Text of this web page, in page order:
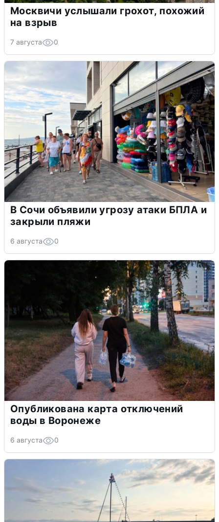
Москвичи услышали грохот, похожий
на взрыв
7 августа 0
В Сочи объявили угрозу атаки БПЛА и
закрыли пляжи
6 августа 0
Опубликована карта отключений
воды в Воронеже
6 августа 0